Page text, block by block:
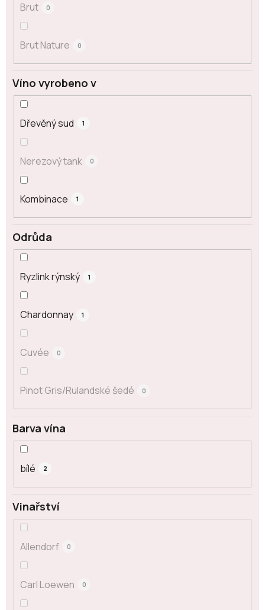
Odrůda
Ryzlink rýnský 1
Chardonnay 1
Cuvée 0
Pinot Gris/Rulandské šedé 0
Barva vína
bílé 2
Vinařství
Allendorf 0
Carl Loewen 0
Brut 0
Brut Nature 0
Víno vyrobeno v
Dřevěný sud 1
Nerezový tank 0
Kombinace 1